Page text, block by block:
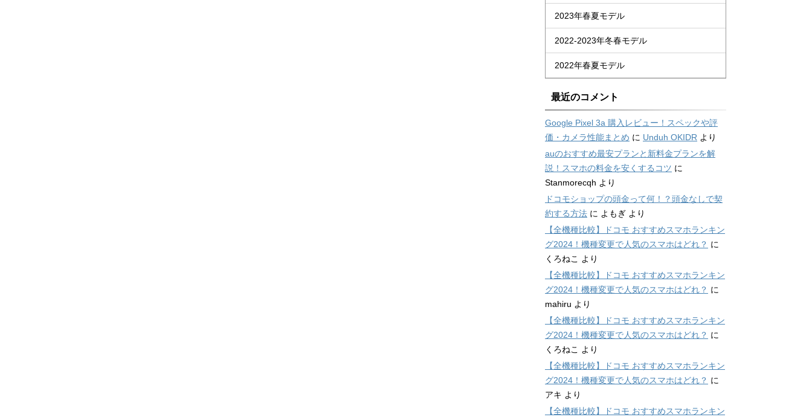
2023年春夏モデル
2022-2023年冬春モデル
2022年春夏モデル
最近のコメント
Google Pixel 3a 購入レビュー！スペックや評
価・カメラ性能まとめ に Unduh OKIDR より
auのおすすめ最安プランと新料金プランを解
説！スマホの料金を安くするコツ に
Stanmorecqh より
ドコモショップの頭金って何！？頭金なしで契
約する方法 に よもぎ より
【全機種比較】ドコモ おすすめスマホランキン
グ2024！機種変更で人気のスマホはどれ？ に
くろねこ
より
【全機種比較】ドコモ おすすめスマホランキン
グ2024！機種変更で人気のスマホはどれ？ に
mahiru より
【全機種比較】ドコモ おすすめスマホランキン
グ2024！機種変更で人気のスマホはどれ？ に
くろねこ
より
【全機種比較】ドコモ おすすめスマホランキン
グ2024！機種変更で人気のスマホはどれ？ に
アキ より
【全機種比較】ドコモ おすすめスマホランキン